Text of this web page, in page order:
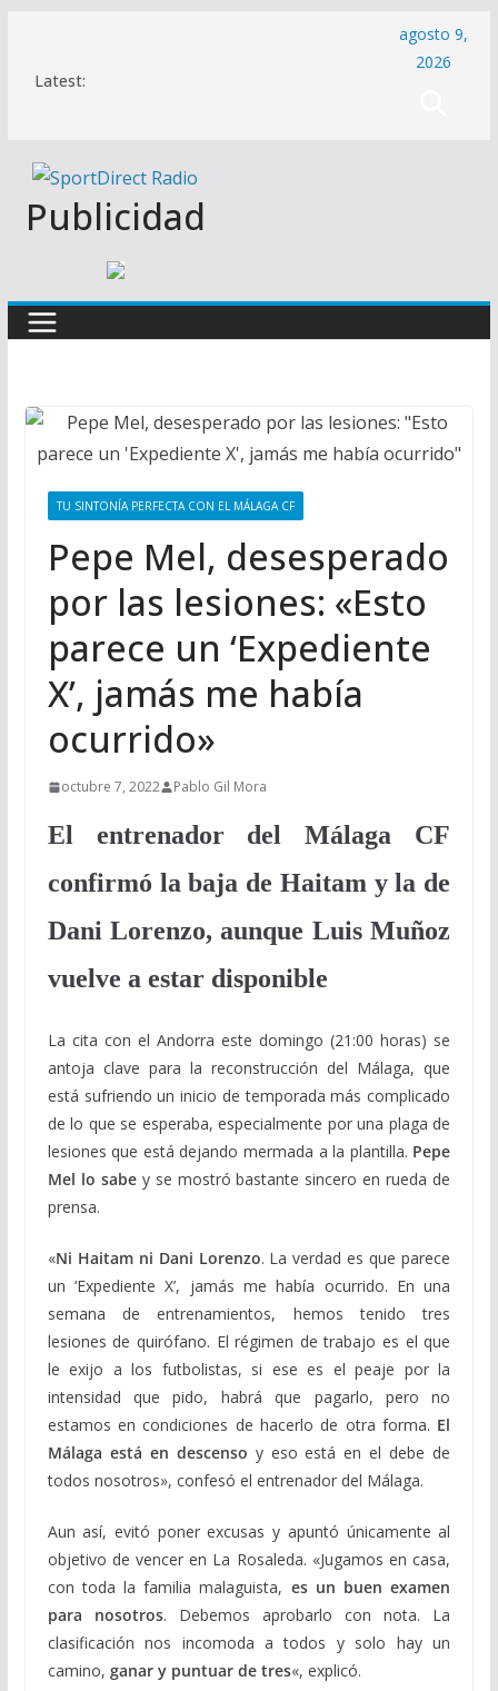
contenido
Latest:
agosto 9,
2026
Publicidad
TU SINTONÍA PERFECTA CON EL MÁLAGA CF
Pepe Mel, desesperado
por las lesiones: «Esto
parece un ‘Expediente
X’, jamás me había
ocurrido»
octubre 7, 2022 Pablo Gil Mora
El entrenador del Málaga CF
confirmó la baja de Haitam y la de
Dani Lorenzo, aunque Luis Muñoz
vuelve a estar disponible
La cita con el Andorra este domingo (21:00 horas) se
antoja clave para la reconstrucción del Málaga, que
está sufriendo un inicio de temporada más complicado
de lo que se esperaba, especialmente por una plaga de
lesiones que está dejando mermada a la plantilla. Pepe
Mel lo sabey se mostró bastante sincero en rueda de
prensa.
«Ni Haitam ni Dani Lorenzo. La verdad es que parece
un ‘Expediente X’, jamás me había ocurrido. En una
semana de entrenamientos, hemos tenido tres
lesiones de quirófano. El régimen de trabajo es el que
le exijo a los futbolistas, si ese es el peaje por la
intensidad que pido, habrá que pagarlo, pero no
estamos en condiciones de hacerlo de otra forma. El
Málaga está en descenso y eso está en el debe de
todos nosotros», confesó el entrenador del Málaga.
Aun así, evitó poner excusas y apuntó únicamente al
objetivo de vencer en La Rosaleda. «Jugamos en casa,
con toda la familia malaguista, es un buen examen
para nosotros. Debemos aprobarlo con nota. La
clasificación nos incomoda a todos y solo hay un
camino, ganar y puntuar de tres«, explicó.